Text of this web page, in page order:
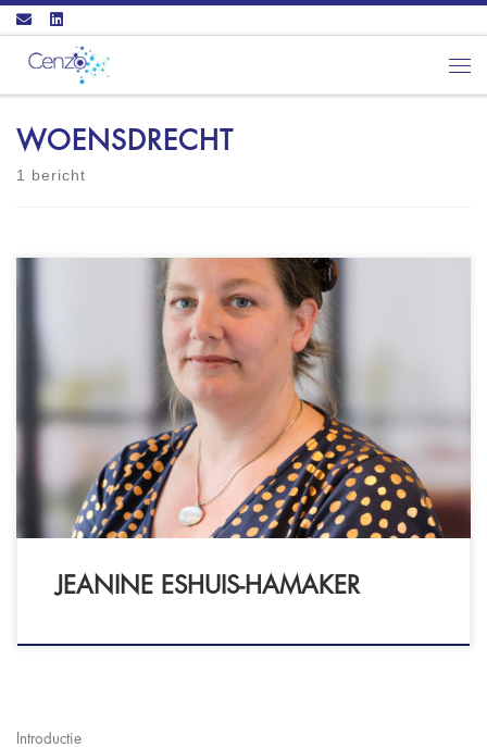
Ga naar inhoud
WOENSDRECHT
1 bericht
JEH Coaching Locatie: Coaching in Zeeland en
West-Brabant Tevens incompany coaching of op
externe locaties Vestigingslocatie is Woensdrecht
Certificering: ICF - ACC gecertificeerd CHAP
Happiness Institute - CHAP practitioner CRKBO
geregistreerd docent Coaching in het
Nederlands als in het Engels. Wie ik ben: Ik ben
Jeanine Hamaker en ik bied cliënten […]
JEANINE ESHUIS-HAMAKER
Introductie